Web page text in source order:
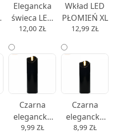
Elegancka
świeca LED
w dymionej
imitacji szkła
nowoczesny
wkład od
zniczy 10cm,
12,5cm lub
15cm - 15
12,00 ZŁ
Wkład LED
PŁOMIEŃ XL
12,99 ZŁ
Czarna
elegancka
nowoczesna
9,99 ZŁ
Czarna
elegancka
nowoczesna
8,99 ZŁ